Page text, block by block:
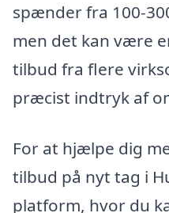
spænder fra 100-
men det kan være
tilbud fra flere
præcist indtryk af
For at hjælpe dig
tilbud på nyt tag i
platform, hvor du